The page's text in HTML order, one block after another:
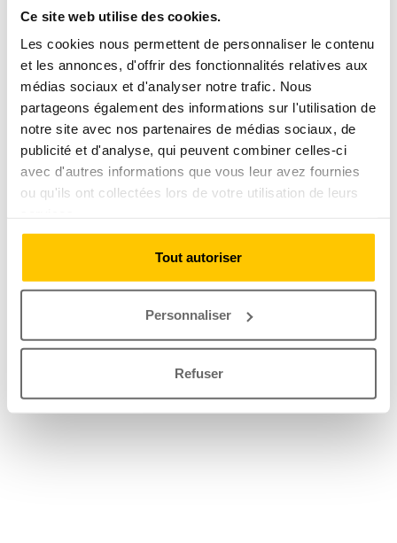
Ce site web utilise des cookies.
Les cookies nous permettent de personnaliser le contenu
et les annonces, d'offrir des fonctionnalités relatives aux
médias sociaux et d'analyser notre trafic. Nous
partageons également des informations sur l'utilisation de
notre site avec nos partenaires de médias sociaux, de
publicité et d'analyse, qui peuvent combiner celles-ci
avec d'autres informations que vous leur avez fournies
ou qu'ils ont collectées lors de votre utilisation de leurs
Tout autoriser
Personnaliser
Refuser